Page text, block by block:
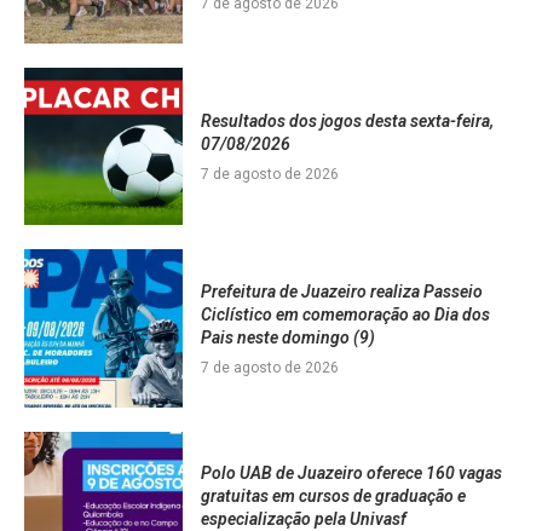
Resultados dos jogos desta sexta-feira,
07/08/2026
7 de agosto de 2026
Prefeitura de Juazeiro realiza Passeio
Ciclístico em comemoração ao Dia dos
Pais neste domingo (9)
7 de agosto de 2026
Polo UAB de Juazeiro oferece 160 vagas
gratuitas em cursos de graduação e
especialização pela Univasf